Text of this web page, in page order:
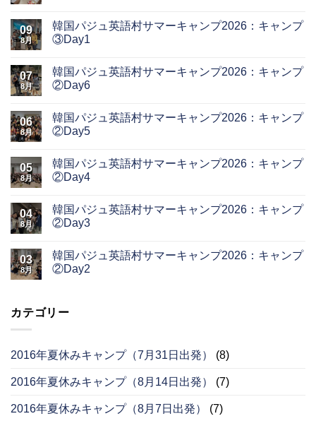
09
8月
韓国パジュ英語村サマーキャンプ2026：キャンプ
③Day1
07
8月
韓国パジュ英語村サマーキャンプ2026：キャンプ
②Day6
06
8月
韓国パジュ英語村サマーキャンプ2026：キャンプ
②Day5
05
8月
韓国パジュ英語村サマーキャンプ2026：キャンプ
②Day4
04
8月
韓国パジュ英語村サマーキャンプ2026：キャンプ
②Day3
03
8月
韓国パジュ英語村サマーキャンプ2026：キャンプ
②Day2
カテゴリー
2016年夏休みキャンプ（7月31日出発） (8)
2016年夏休みキャンプ（8月14日出発） (7)
2016年夏休みキャンプ（8月7日出発） (7)